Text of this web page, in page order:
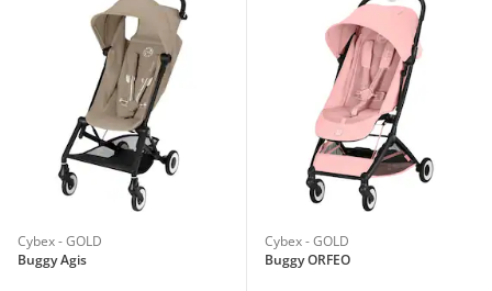
Cybex - GOLD
Buggy Agis
Cybex - GOLD
Buggy ORFEO